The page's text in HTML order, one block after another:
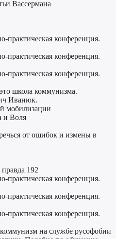
Вассермана
практическая конференция.
практическая конференция.
практическая конференция.
школа коммунизма.
Иванюк.
мобилизации
и Воля
от ошибок и измены в
192
практическая конференция.
практическая конференция.
практическая конференция.
на службе русофобии